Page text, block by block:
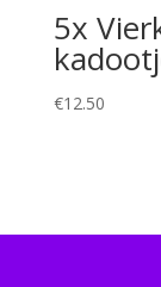
5x
€12.50